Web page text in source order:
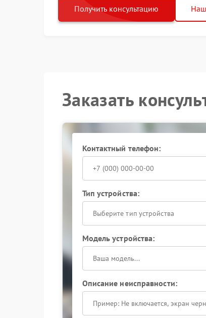
Получить консультацию
Заказать
Контактный телефон:
Тип устройства:
Выберите тип устройства
Модель устройства:
Описание неисправности: